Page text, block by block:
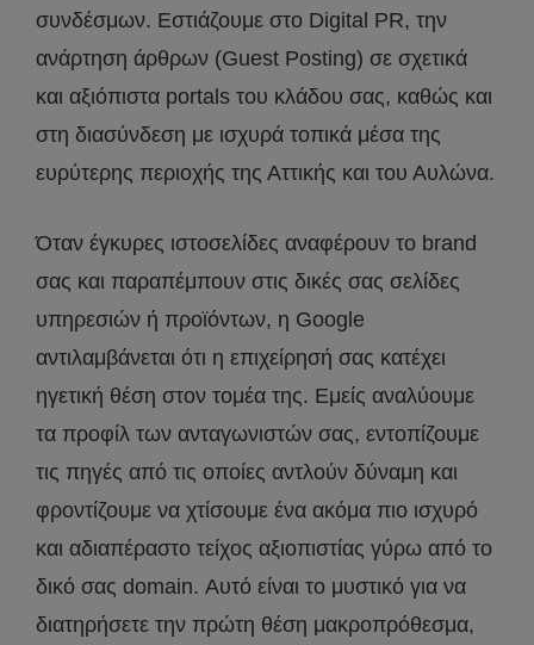
συνδέσμων. Εστιάζουμε στο Digital PR, την
ανάρτηση άρθρων (Guest Posting) σε σχετικά
και αξιόπιστα portals του κλάδου σας, καθώς και
στη διασύνδεση με ισχυρά τοπικά μέσα της
ευρύτερης περιοχής της Αττικής και του Αυλώνα.
Όταν έγκυρες ιστοσελίδες αναφέρουν το brand
σας και παραπέμπουν στις δικές σας σελίδες
υπηρεσιών ή προϊόντων, η Google
αντιλαμβάνεται ότι η επιχείρησή σας κατέχει
ηγετική θέση στον τομέα της. Εμείς αναλύουμε
τα προφίλ των ανταγωνιστών σας, εντοπίζουμε
τις πηγές από τις οποίες αντλούν δύναμη και
φροντίζουμε να χτίσουμε ένα ακόμα πιο ισχυρό
και αδιαπέραστο τείχος αξιοπιστίας γύρω από το
δικό σας domain. Αυτό είναι το μυστικό για να
διατηρήσετε την πρώτη θέση μακροπρόθεσμα,